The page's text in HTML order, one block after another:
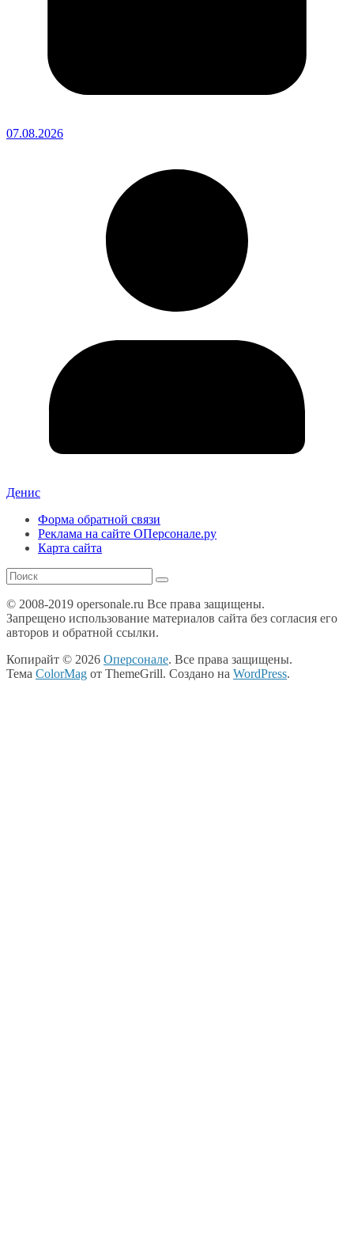
07.08.2026
Денис
Форма обратной связи
Реклама на сайте ОПерсонале.ру
Карта сайта
© 2008-2019 opersonale.ru Все права защищены.
Запрещено использование материалов сайта без согласия его
авторов и обратной ссылки.
Копирайт © 2026 Оперсонале. Все права защищены.
Тема ColorMag от ThemeGrill. Создано на WordPress.